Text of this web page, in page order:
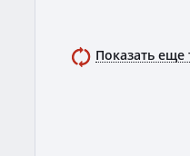
Показать еще